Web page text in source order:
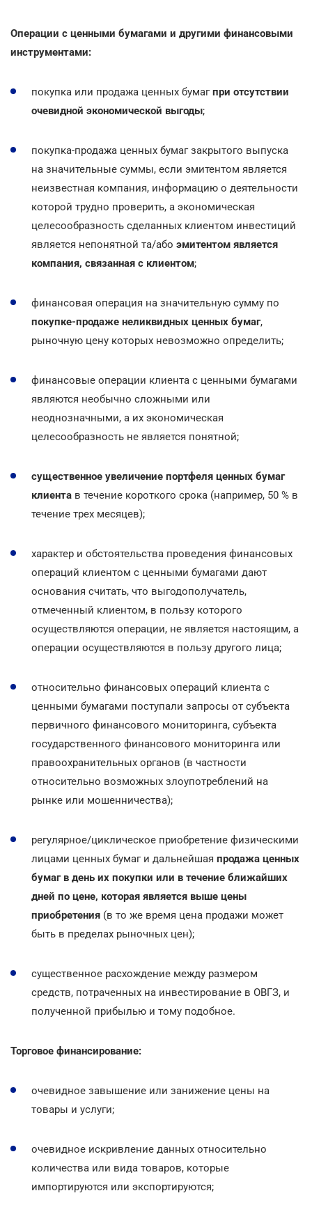
Операции с ценными бумагами и другими финансовыми
инструментами:
покупка или продажа ценных бумагпри отсутствии
очевидной экономической выгоды;
покупка-продажа ценных бумаг закрытого выпуска
на значительные суммы, если эмитентом является
неизвестная компания, информацию о деятельности
которой трудно проверить, а экономическая
целесообразность сделанных клиентом инвестиций
является непонятной та/або эмитентом является
компания, связанная с клиентом;
финансовая операция на значительную сумму по
покупке-продаже неликвидных ценных бумаг,
рыночную цену которых невозможно определить;
финансовые операции клиента с ценными бумагами
являются необычно сложными или
неоднозначными, а их экономическая
целесообразность не является понятной;
существенное увеличение портфеля ценных бумаг
клиента в течение короткого срока (например, 50 % в
течение трех месяцев);
характер и обстоятельства проведения финансовых
операций клиентом с ценными бумагами дают
основания считать, что выгодополучатель,
отмеченный клиентом, в пользу которого
осуществляются операции, не является настоящим, а
операции осуществляются в пользу другого лица;
относительно финансовых операций клиента с
ценными бумагами поступали запросы от субъекта
первичного финансового мониторинга, субъекта
государственного финансового мониторинга или
правоохранительных органов (в частности
относительно возможных злоупотреблений на
рынке или мошенничества);
регулярное/циклическое приобретение физическими
лицами ценных бумаг и дальнейшая продажа ценных
бумаг в день их покупки или в течение ближайших
дней по цене, которая является выше цены
приобретения (в то же время цена продажи может
быть в пределах рыночных цен);
существенное расхождение между размером
средств, потраченных на инвестирование в ОВГЗ, и
полученной прибылью и тому подобное.
Торговое финансирование:
очевидное завышение или занижение цены на
товары и услуги;
очевидное искривление данных относительно
количества или вида товаров, которые
импортируются или экспортируются;